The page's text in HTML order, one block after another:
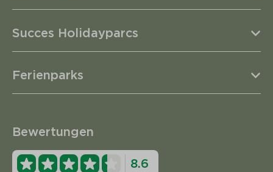
Succes Holidayparcs
Ferienparks
Bewertungen
8.6